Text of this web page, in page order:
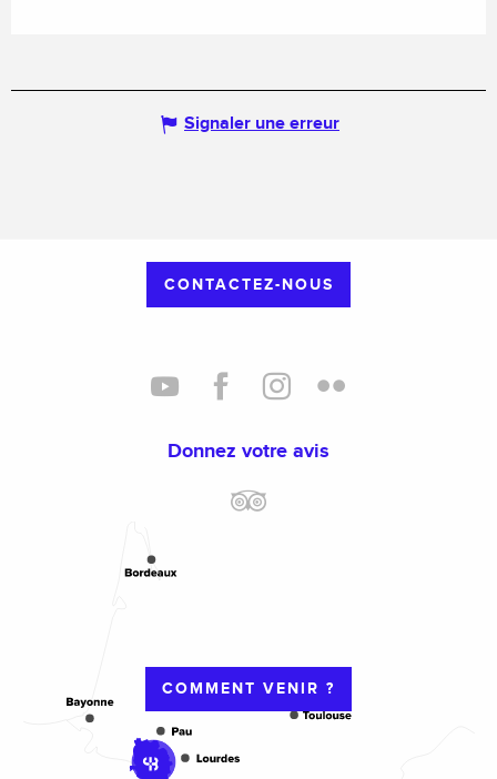
Signaler une erreur
CONTACTEZ-NOUS
Donnez votre avis
COMMENT VENIR ?